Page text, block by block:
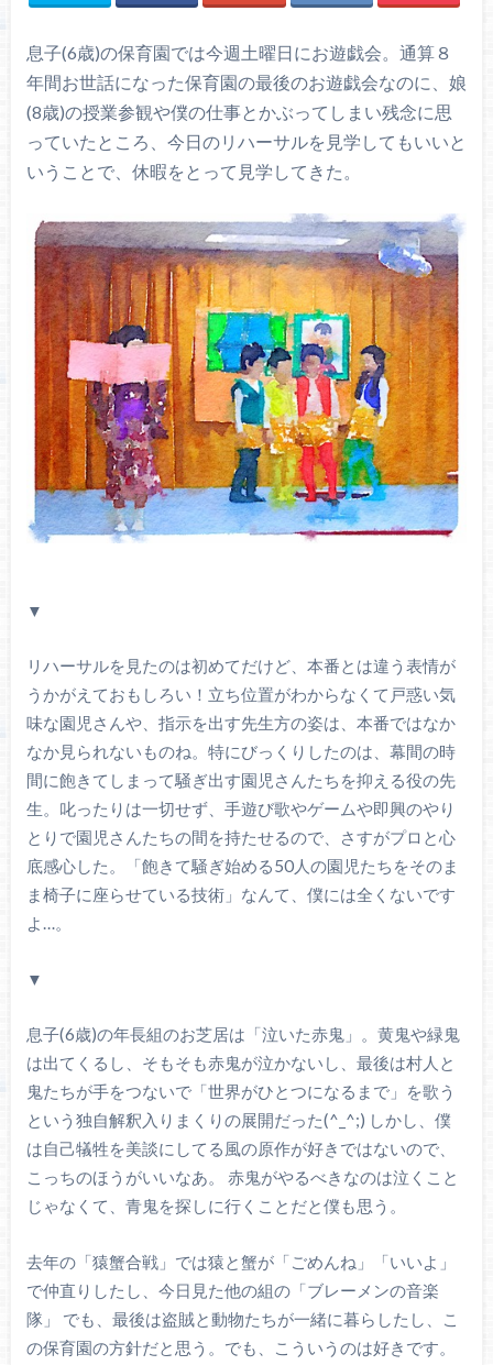
息子(6歳)の保育園では今週土曜日にお遊戯会。通算８
年間お世話になった保育園の最後のお遊戯会なのに、娘
(8歳)の授業参観や僕の仕事とかぶってしまい残念に思
っていたところ、今日のリハーサルを見学してもいいと
いうことで、休暇をとって見学してきた。
▼
リハーサルを見たのは初めてだけど、本番とは違う表情が
うかがえておもしろい！立ち位置がわからなくて戸惑い気
味な園児さんや、指示を出す先生方の姿は、本番ではなか
なか見られないものね。特にびっくりしたのは、幕間の時
間に飽きてしまって騒ぎ出す園児さんたちを抑える役の先
生。叱ったりは一切せず、手遊び歌やゲームや即興のやり
とりで園児さんたちの間を持たせるので、さすがプロと心
底感心した。「飽きて騒ぎ始める50人の園児たちをそのま
ま椅子に座らせている技術」なんて、僕には全くないです
よ…。
▼
息子(6歳)の年長組のお芝居は「泣いた赤鬼」。黄鬼や緑鬼
は出てくるし、そもそも赤鬼が泣かないし、最後は村人と
鬼たちが手をつないで「世界がひとつになるまで」を歌う
という独自解釈入りまくりの展開だった(^_^;) しかし、僕
は自己犠牲を美談にしてる風の原作が好きではないので、
こっちのほうがいいなあ。 赤鬼がやるべきなのは泣くこと
じゃなくて、青鬼を探しに行くことだと僕も思う。
去年の「猿蟹合戦」では猿と蟹が「ごめんね」「いいよ」
で仲直りしたし、今日見た他の組の「ブレーメンの音楽
隊」 でも、最後は盗賊と動物たちが一緒に暮らしたし、こ
の保育園の方針だと思う。でも、こういうのは好きです。